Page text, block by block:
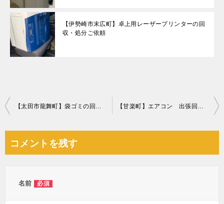
【伊勢崎市末広町】卓上用レーザープリンターの回
収・処分ご依頼
投
ビ
【太田市龍舞町】袋ゴミの回収と簡易清掃のご依頼☆お部屋がすぐさま綺麗になりお喜びいただけました！ 【甘楽町】エアコン 出張回収 お客様の声
コメントを残す
名前 必須